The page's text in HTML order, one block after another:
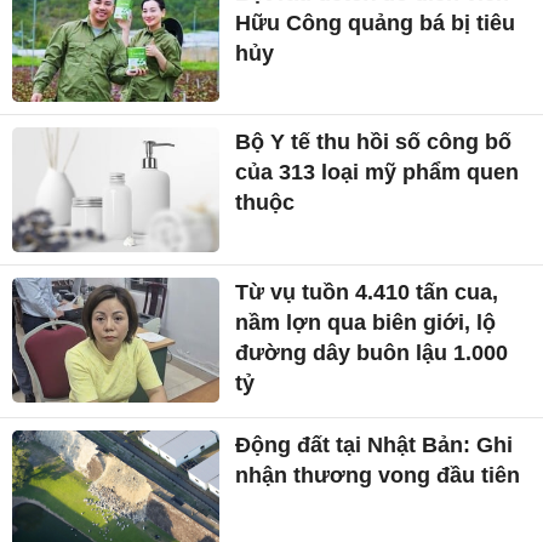
Hữu Công quảng bá bị tiêu
hủy
Bộ Y tế thu hồi số công bố
của 313 loại mỹ phẩm quen
thuộc
Từ vụ tuồn 4.410 tấn cua,
nầm lợn qua biên giới, lộ
đường dây buôn lậu 1.000
tỷ
Động đất tại Nhật Bản: Ghi
nhận thương vong đầu tiên